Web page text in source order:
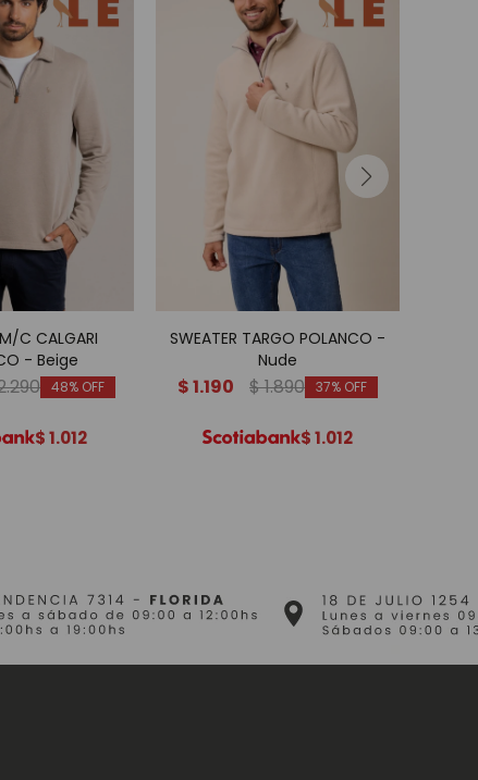
C CALGARI
- Beige
48
$1.012
SWEATER TARGO POLANCO -
Nude
$1.190 $1.890 37
$1.012